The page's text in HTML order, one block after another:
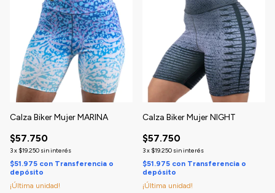
Calza Biker Mujer MARINA
$57.750
3x $19.250 sin interés
$51.975 con Transferencia o
depósito
¡Última unidad!
Calza Biker Mujer NIGHT
$57.750
3x $19.250 sin interés
$51.975 con Transferencia o
depósito
¡Última unidad!